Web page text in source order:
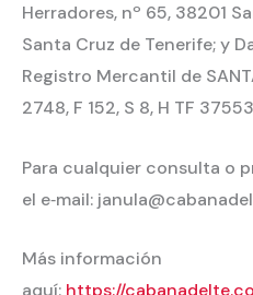
Herradores, nº 65, 38201
Santa Cruz de Tenerife; y
Registro Mercantil de
2748, F 152, S 8, H TF
Para cualquier consulta o
el e‐mail:
Más información